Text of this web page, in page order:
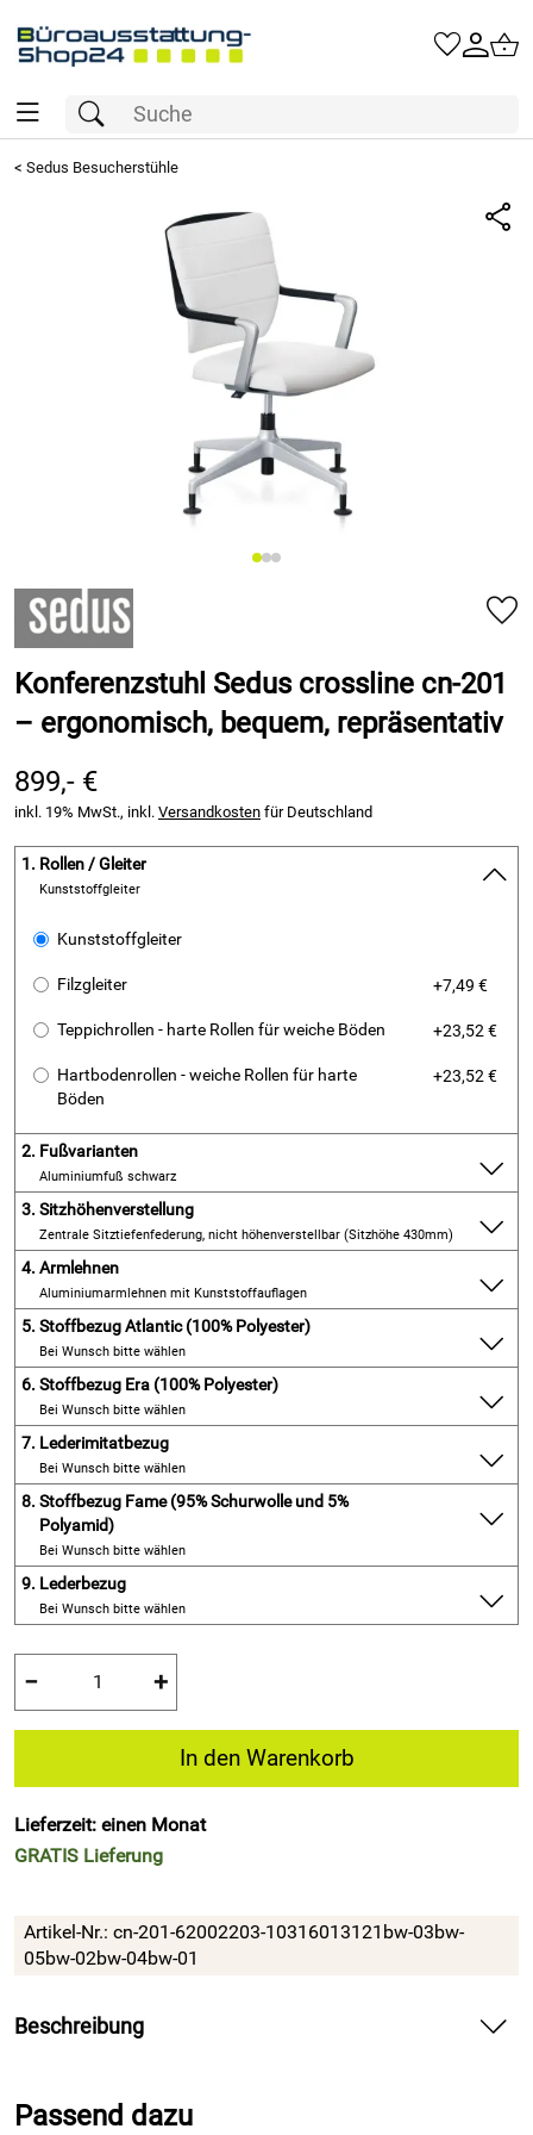
< Sedus Besucherstühle
Konferenzstuhl Sedus crossline cn-201
– ergonomisch, bequem, repräsentativ
899,- €
inkl. 19% MwSt., inkl. Versandkosten für Deutschland
1. Rollen / Gleiter
Kunststoffgleiter
Kunststoffgleiter
Filzgleiter +7,49 €
Teppichrollen - harte Rollen für weiche Böden +23,52 €
Hartbodenrollen - weiche Rollen für harte
Böden
+23,52 €
2. Fußvarianten
Aluminiumfuß schwarz
3. Sitzhöhenverstellung
Zentrale Sitztiefenfederung, nicht höhenverstellbar (Sitzhöhe 430mm)
4. Armlehnen
Aluminiumarmlehnen mit Kunststoffauflagen
5. Stoffbezug Atlantic (100% Polyester)
Bei Wunsch bitte wählen
6. Stoffbezug Era (100% Polyester)
Bei Wunsch bitte wählen
7. Lederimitatbezug
Bei Wunsch bitte wählen
8. Stoffbezug Fame (95% Schurwolle und 5%
Polyamid)
Bei Wunsch bitte wählen
9. Lederbezug
Bei Wunsch bitte wählen
− +
In den Warenkorb
Lieferzeit: einen Monat
GRATIS Lieferung
Artikel-Nr.: cn-201-62002203-10316013121bw-03bw-
05bw-02bw-04bw-01
Beschreibung
Passend dazu